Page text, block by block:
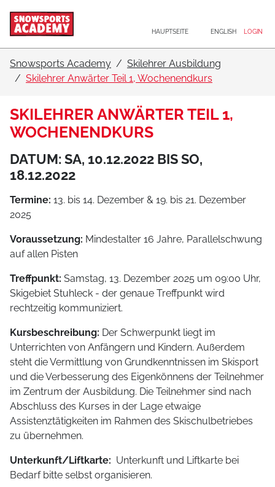
HAUPTSEITE ENGLISH LOGIN
Snowsports Academy
Skilehrer Ausbildung
Skilehrer Anwärter Teil 1, Wochenendkurs
SKILEHRER ANWÄRTER TEIL 1,
WOCHENENDKURS
DATUM: SA, 10.12.2022 BIS SO,
18.12.2022
Termine: 13. bis 14. Dezember & 19. bis 21. Dezember
2025
Voraussetzung: Mindestalter 16 Jahre, Parallelschwung
auf allen Pisten
Treffpunkt: Samstag, 13. Dezember 2025 um 09:00 Uhr,
Skigebiet Stuhleck - der genaue Treffpunkt wird
rechtzeitig kommuniziert.
Kursbeschreibung: Der Schwerpunkt liegt im
Unterrichten von Anfängern und Kindern. Außerdem
steht die Vermittlung von Grundkenntnissen im Skisport
und die Verbesserung des Eigenkönnens der Teilnehmer
im Zentrum der Ausbildung. Die Teilnehmer sind nach
Abschluss des Kurses in der Lage etwaige
Assistenztätigkeiten im Rahmen des Skischulbetriebes
zu übernehmen.
Unterkunft/Liftkarte: Unterkunft und Liftkarte bei
Bedarf bitte selbst organisieren.